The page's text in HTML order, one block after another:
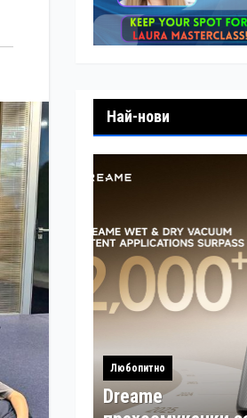
Най-нови
Любопитно
Dreame